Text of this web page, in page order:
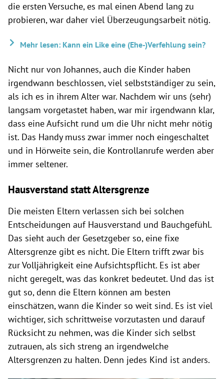
die ersten Versuche, es mal einen Abend lang zu
probieren, war daher viel Überzeugungsarbeit nötig.
Mehr lesen: Kann ein Like eine (Ehe-)Verfehlung sein?
Nicht nur von Johannes, auch die Kinder haben
irgendwann beschlossen, viel selbstständiger zu sein,
als ich es in ihrem Alter war. Nachdem wir uns (sehr)
langsam vorgetastet haben, war mir irgendwann klar,
dass eine Aufsicht rund um die Uhr nicht mehr nötig
ist. Das Handy muss zwar immer noch eingeschaltet
und in Hörweite sein, die Kontrollanrufe werden aber
immer seltener.
Hausverstand statt Altersgrenze
Die meisten Eltern verlassen sich bei solchen
Entscheidungen auf Hausverstand und Bauchgefühl.
Das sieht auch der Gesetzgeber so, eine fixe
Altersgrenze gibt es nicht. Die Eltern trifft zwar bis
zur Volljährigkeit eine Aufsichtspflicht. Es ist aber
nicht geregelt, was das konkret bedeutet. Und das ist
gut so, denn die Eltern können am besten
einschätzen, wann die Kinder so weit sind. Es ist viel
wichtiger, sich schrittweise vorzutasten und darauf
Rücksicht zu nehmen, was die Kinder sich selbst
zutrauen, als sich streng an irgendwelche
Altersgrenzen zu halten. Denn jedes Kind ist anders.